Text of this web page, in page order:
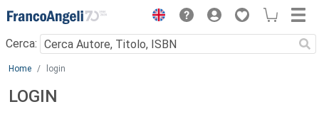
Menu
Cerca:
Main content
Home login
LOGIN